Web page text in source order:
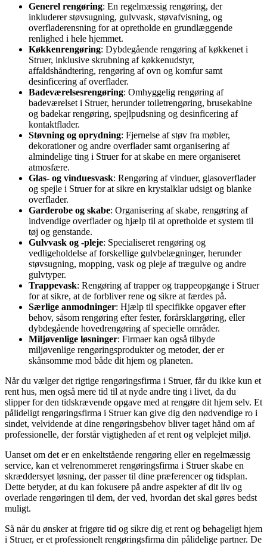
Generel rengøring: En regelmæssig rengøring, der
inkluderer støvsugning, gulvvask, støvafvisning, og
overfladerensning for at opretholde en grundlæggende
renlighed i hele hjemmet.
Køkkenrengøring: Dybdegående rengøring af køkkenet i
Struer, inklusive skrubning af køkkenudstyr,
affaldshåndtering, rengøring af ovn og komfur samt
desinficering af overflader.
Badeværelsesrengøring: Omhyggelig rengøring af
badeværelset i Struer, herunder toiletrengøring, brusekabine
og badekar rengøring, spejlpudsning og desinficering af
kontaktflader.
Støvning og oprydning: Fjernelse af støv fra møbler,
dekorationer og andre overflader samt organisering af
almindelige ting i Struer for at skabe en mere organiseret
atmosfære.
Glas- og vinduesvask: Rengøring af vinduer, glasoverflader
og spejle i Struer for at sikre en krystalklar udsigt og blanke
overflader.
Garderobe og skabe: Organisering af skabe, rengøring af
indvendige overflader og hjælp til at opretholde et system til
tøj og genstande.
Gulvvask og -pleje: Specialiseret rengøring og
vedligeholdelse af forskellige gulvbelægninger, herunder
støvsugning, mopping, vask og pleje af trægulve og andre
gulvtyper.
Trappevask: Rengøring af trapper og trappeopgange i Struer
for at sikre, at de forbliver rene og sikre at færdes på.
Særlige anmodninger: Hjælp til specifikke opgaver efter
behov, såsom rengøring efter fester, forårsklargøring, eller
dybdegående hovedrengøring af specielle områder.
Miljøvenlige løsninger: Firmaer kan også tilbyde
miljøvenlige rengøringsprodukter og metoder, der er
skånsomme mod både dit hjem og planeten.
Når du vælger det rigtige rengøringsfirma i Struer, får du ikke kun et
rent hus, men også mere tid til at nyde andre ting i livet, da du
slipper for den tidskrævende opgave med at rengøre dit hjem selv. Et
pålideligt rengøringsfirma i Struer kan give dig den nødvendige ro i
sindet, velvidende at dine rengøringsbehov bliver taget hånd om af
professionelle, der forstår vigtigheden af et rent og velplejet miljø.
Uanset om det er en enkeltstående rengøring eller en regelmæssig
service, kan et velrenommeret rengøringsfirma i Struer skabe en
skræddersyet løsning, der passer til dine præferencer og tidsplan.
Dette betyder, at du kan fokusere på andre aspekter af dit liv og
overlade rengøringen til dem, der ved, hvordan det skal gøres bedst
muligt.
Så når du ønsker at frigøre tid og sikre dig et rent og behageligt hjem
i Struer, er et professionelt rengøringsfirma din pålidelige partner. De